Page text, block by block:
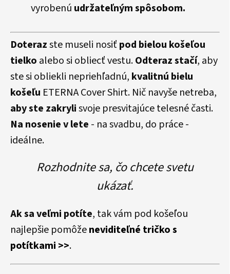
vyrobenú udržateľným spôsobom.
Doterazste museli nosiťpod bielou košeľou
tielko alebo si obliecť vestu.Odteraz stačí, aby
ste si obliekli nepriehľadnú, kvalitnú bielu
košeľu ETERNA Cover Shirt. Nič navyše netreba,
aby ste zakrylisvoje presvitajúce telesné časti.
Na nosenie v lete - na svadbu, do práce -
ideálne.
Rozhodnite sa, čo chcete svetu
ukázať.
Ak sa veľmi potíte, tak vám pod košeľou
najlepšie pomôženeviditeľné tričko s
potítkami >>.